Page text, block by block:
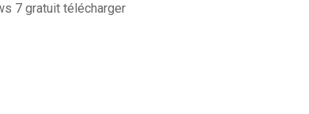
7 gratuit télécharger